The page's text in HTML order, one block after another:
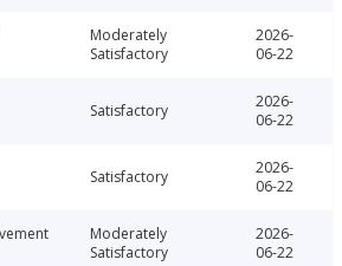
Moderately
Satisfactory
2026-
06-22
Satisfactory
2026-
06-22
Satisfactory
2026-
06-22
Moderately
Satisfactory
2026-
06-22